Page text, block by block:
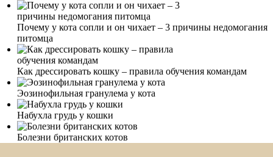
Почему у кота сопли и он чихает – 3 причины недомогания
питомца
Как дрессировать кошку – правила обучения командам
Эозинофильная гранулема у кота
Набухла грудь у кошки
Болезни британских котов